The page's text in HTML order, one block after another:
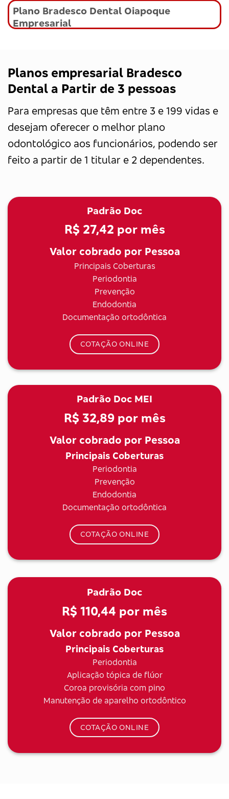
Plano Bradesco Dental Oiapoque
Empresarial
Planos empresarial Bradesco
Dental a Partir de 3 pessoas
Para empresas que têm entre 3 e 199 vidas e
desejam oferecer o melhor plano
odontológico aos funcionários, podendo ser
feito a partir de 1 titular e 2 dependentes.
Padrão Doc
R$ 27,42 por mês
Valor cobrado por Pessoa
Principais Coberturas
Periodontia
Prevenção
Endodontia
Documentação ortodôntica
COTAÇÃO ONLINE
Padrão Doc MEI
R$ 32,89por mês
Valor cobrado por Pessoa
Principais Coberturas
Periodontia
Prevenção
Endodontia
Documentação ortodôntica
COTAÇÃO ONLINE
Padrão Doc
R$ 110,44 por mês
Valor cobrado por Pessoa
Principais Coberturas
Periodontia
Aplicação tópica de flúor
Coroa provisória com pino
Manutenção de aparelho ortodôntico
COTAÇÃO ONLINE